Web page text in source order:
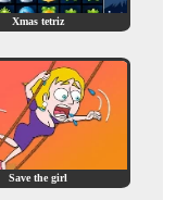
Xmas tetriz
Save the girl